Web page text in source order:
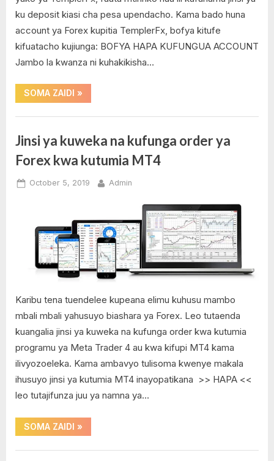
ku deposit kiasi cha pesa upendacho. Kama bado huna
account ya Forex kupitia TemplerFx, bofya kitufe
kifuatacho kujiunga: BOFYA HAPA KUFUNGUA ACCOUNT
Jambo la kwanza ni kuhakikisha…
SOMA ZAIDI “Jinsi
ya
Templerfx
kutumia
Safaricom
Pesa”
»
Kenya
,
M-
,
Kenya
Safaricom
M-Pesa
Jinsi ya kuweka na kufunga order ya
Forex kwa kutumia MT4
Posted
October 5, 2019 By
Admin
Commentson
Jinsi
ya
kuweka
na
kufunga
ya
Forex
kwa
kutumia
Karibu tena tuendelee kupeana elimu kuhusu mambo
mbali mbali yahusuyo biashara ya Forex. Leo tutaenda
kuangalia jinsi ya kuweka na kufunga order kwa kutumia
programu ya Meta Trader 4 au kwa kifupi MT4 kama
ilivyozoeleka. Kama ambavyo tulisoma kwenye makala
ihusuyo jinsi ya kutumia MT4 inayopatikana >> HAPA <<
leo tutajifunza juu ya namna ya…
SOMA ZAIDI “Jinsi
ya
na
»